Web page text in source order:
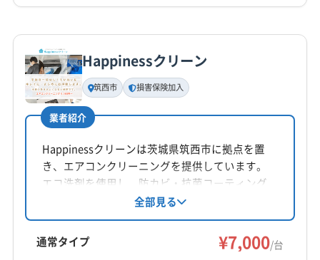
基本情報
代表者名
松永公平
所在地
千葉県市原市市原175-6
対応地域
千葉市稲毛区
千葉市花見川区
千葉市若葉区
千葉市中央区 千葉市美浜区
千葉市緑区
袖ケ浦市
木更津市
Happinessクリーン
筑西市 損害保険加入
業者紹介
Happinessクリーンは茨城県筑西市に拠点を置
き、エアコンクリーニングを提供しています。
エコ洗剤を使用し、防カビ・抗菌コーティング
にも対応。丁寧な作業と誠実な対応を心がけて
おり、損害保険加入済みです。複数台割引や消
臭抗菌コートなどのオプションも用意されてい
ます。
全部見る
通常タイプ ¥7,000/台